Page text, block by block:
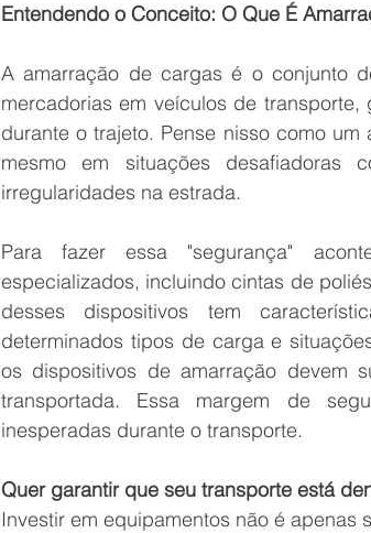
Entendendo o Conceito: O Que É
A amarração de cargas é o conjunto
mercadorias em veículos de
durante o trajeto. Pense nisso como
mesmo em situações desafiadoras
irregularidades na estrada.
Para fazer essa "segurança"
especializados, incluindo cintas de
desses dispositivos tem
determinados tipos de carga e
os dispositivos de amarração devem
transportada. Essa margem de
inesperadas durante o transporte.
Quer garantir que seu transporte está
Investir em equipamentos não é apenas